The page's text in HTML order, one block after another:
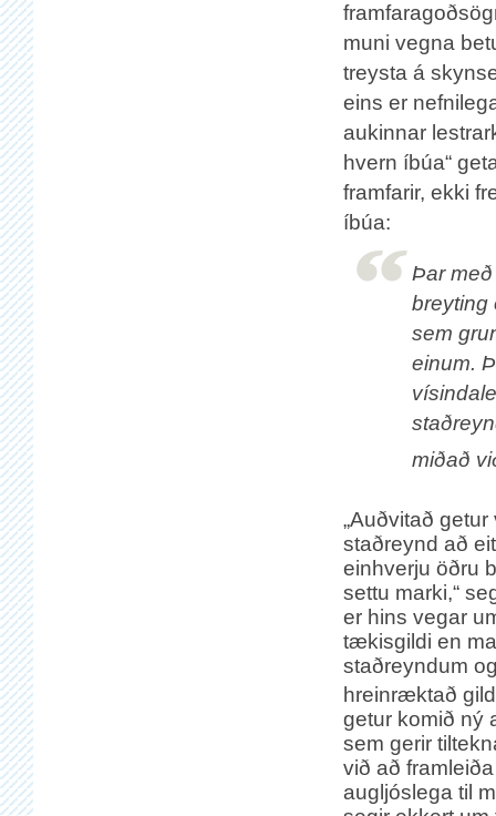
muni vegna
treysta á
eins er
aukinnar
hvern íbúa“
framfarir, ekki
íbúa:
Þar
breyting
sem
einum.
miðað
„Auðvitað
staðreynd að
einhverju öðru
settu marki,“
er hins vegar
tækisgildi en
staðreyndum
hreinræktað
getur komið ný
sem gerir
við að
augljóslega til